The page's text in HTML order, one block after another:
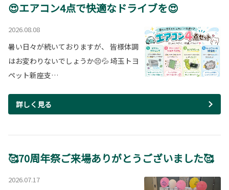
😍エアコン4点で快適なドライブを😍
2026.08.08
暑い日々が続いておりますが、 皆様体調
はお変わりないでしょうか😣💦 埼玉トヨ
ペット新座支…
詳しく見る
🥰70周年祭ご来場ありがとうございました🥰
2026.07.17